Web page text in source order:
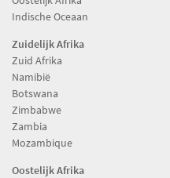
Indische Oceaan
Zuidelijk Afrika
Zuid Afrika
Namibië
Botswana
Zimbabwe
Zambia
Mozambique
Oostelijk Afrika